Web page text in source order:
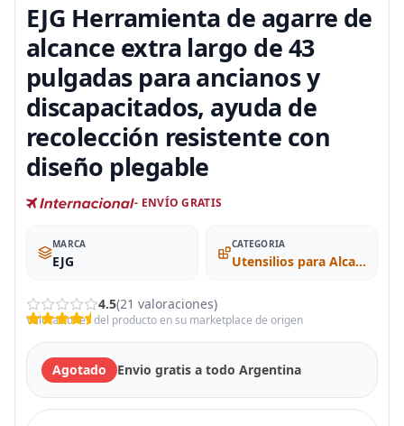
EJG Herramienta de agarre de
alcance extra largo de 43
pulgadas para ancianos y
discapacitados, ayuda de
recolección resistente con
diseño plegable
- ENVÍO GRATIS
MARCA
EJG
CATEGORIA
Utensilios para Alcanzar Objetos
4.5(21 valoraciones)
Valoraciones del producto en su marketplace de origen
Agotado Envio gratis a todo Argentina